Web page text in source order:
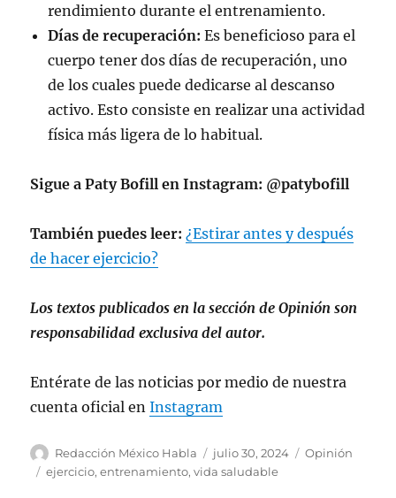
rendimiento durante el entrenamiento.
Días de recuperación:Es beneficioso para el
cuerpo tener dos días de recuperación, uno
de los cuales puede dedicarse al descanso
activo. Esto consiste en realizar una actividad
física más ligera de lo habitual.
Sigue a Paty Bofill en Instagram: @patybofill
También puedes leer: ¿Estirar antes y después
de hacer ejercicio?
Los textos publicados en la sección de Opinión son
responsabilidad exclusiva del autor.
Entérate de las noticias por medio de nuestra
cuenta oficial enInstagram
A
u
Redacción México Habla
P
u
julio 30, 2024
C
Opinión
E
ejercicio,entrenamiento,vida saludable